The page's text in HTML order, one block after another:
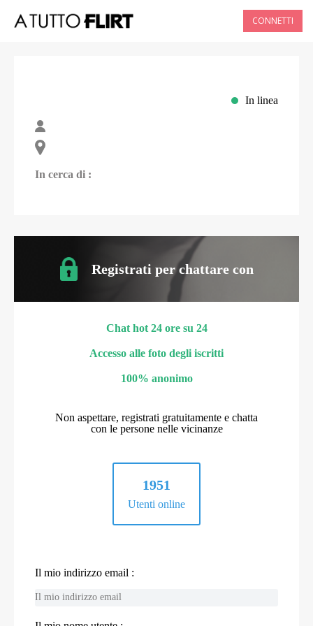
CONNETTI
In linea
In cerca di :
Registrati per chattare con
Chat hot 24 ore su 24
Accesso alle foto degli iscritti
100% anonimo
Non aspettare, registrati gratuitamente e chatta
con le persone nelle vicinanze
1951
Utenti online
Il mio indirizzo email :